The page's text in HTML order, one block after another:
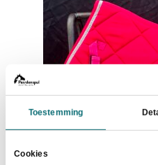
Toestemming
Cookies